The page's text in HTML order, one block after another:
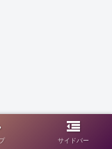
サイドバー